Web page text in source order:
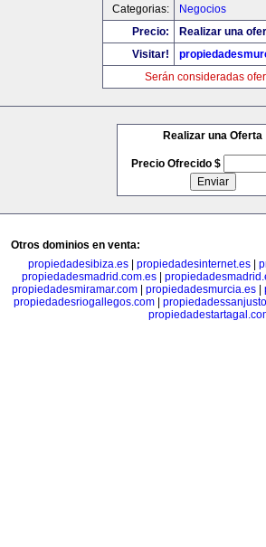
Categorias:
Negocios
Precio:
Realizar una
Visitar!
Serán consideradas
Realizar una Oferta
Precio Ofrecido $
Otros dominios en venta:
propiedadesibiza.es
propiedadesinternet.es
propiedadesmadrid.com.es
propiedadesmiramar.com
propiedadesmurcia.es
propiedadesriogallegos.com|